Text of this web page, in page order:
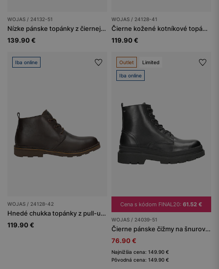
WOJAS / 24132-51
Nízke pánske topánky z čiernej lícovej kože
139.90 €
WOJAS / 24128-41
Čierne kožené kotníkové topánky chukka
119.90 €
Iba online
WOJAS / 24128-42
Hnedé chukka topánky z pull-up kože
119.90 €
Outlet Limited
Iba online
Cena s kódom FINAL20: 61.52 €
WOJAS / 24039-51
Čierne pánske čižmy na šnurovanie z lícovej kože
76.90 €
Najnižšia cena: 149.90 €
Pôvodná cena: 149.90 €